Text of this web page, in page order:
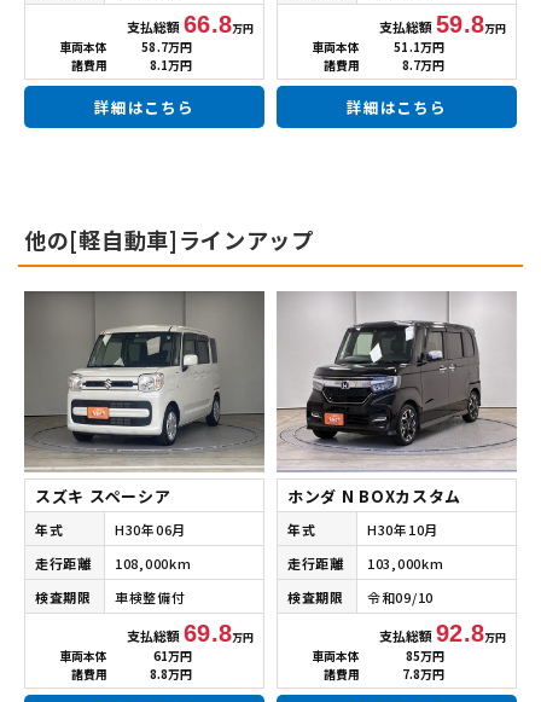
支払総額66.8万円
車両本体
58.7万円
諸費用
8.1万円
詳細はこちら
支払総額59.8万円
車両本体
51.1万円
諸費用
8.7万円
詳細はこちら
他の[軽自動車]ラインアップ
スズキ スペーシア
年式
H30年06月
走行距離
108,000km
検査期限
車検整備付
支払総額69.8万円
車両本体
61万円
諸費用
8.8万円
ホンダ N BOXカスタム
年式
H30年10月
走行距離
103,000km
検査期限
令和09/10
支払総額92.8万円
車両本体
85万円
諸費用
7.8万円